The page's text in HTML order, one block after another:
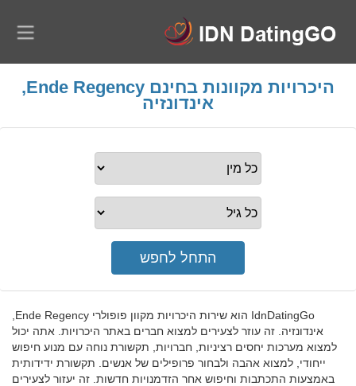
היכרויות מקוונות בחינם Ende Regency,
אינדונזיה
אינדונזיה. זה עוזר לצעירים למצוא חברים באתר היכרויות. אתה יכול
למצוא מערכות יחסים רציניות, חברויות, תקשורת נוחה עם מנוע חיפוש
ייחודי, למצוא אהבה ולבחור פרופילים של אנשים. תקשורת ידידותית
באמצעות התכתבות וחיפוש אחר הזדמנויות חדשות. זה יעזור לצעירים